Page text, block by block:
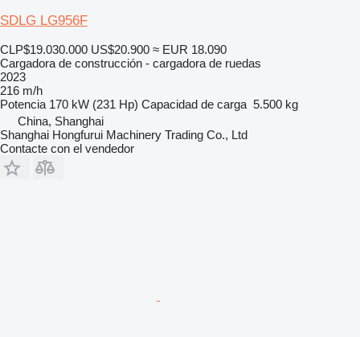
SDLG LG956F
CLP$19.030.000 US$20.900 ≈ EUR 18.090
Cargadora de construcción - cargadora de ruedas
2023
216 m/h
Potencia 170 kW (231 Hp) Capacidad de carga 5.500 kg
China, Shanghai
Shanghai Hongfurui Machinery Trading Co., Ltd
Contacte con el vendedor